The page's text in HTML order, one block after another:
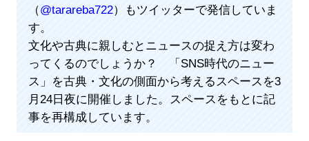
（@tarareba722）もツイッターで発信していま
す。
文化や古典に親しむとニュースの捉え方は変わ
ってくるのでしょうか？ 「SNS時代のニュー
ス」を古典・文化の側面から考えるスペースを3
月24日夜に開催しました。スペースをもとに記
事を再構成しています。